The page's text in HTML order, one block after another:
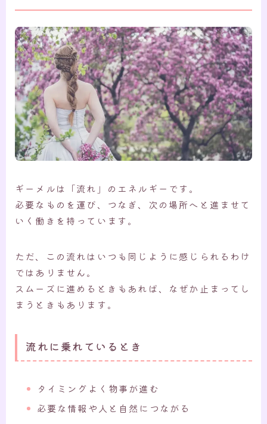
ギーメルは「流れ」のエネルギーです。
必要なものを運び、つなぎ、次の場所へと進ませて
いく働きを持っています。
ただ、この流れはいつも同じように感じられるわけ
ではありません。
スムーズに進めるときもあれば、なぜか止まってし
まうときもあります。
流れに乗れているとき
タイミングよく物事が進む
必要な情報や人と自然につながる